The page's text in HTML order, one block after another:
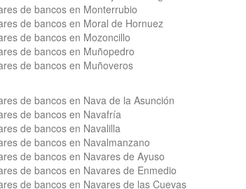
de bancos en Monterrubio
de bancos en Moral de Hornuez
de bancos en Mozoncillo
de bancos en Muñopedro
de bancos en Muñoveros
de bancos en Nava de la Asunción
de bancos en Navafría
de bancos en Navalilla
de bancos en Navalmanzano
de bancos en Navares de Ayuso
de bancos en Navares de Enmedio
de bancos en Navares de las Cuevas